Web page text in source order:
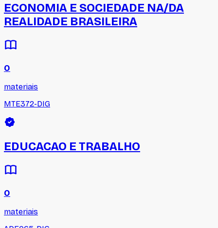
ECONOMIA E SOCIEDADE NA/DA
REALIDADE BRASILEIRA
0
materiais
MTE372-DIG
EDUCACAO E TRABALHO
0
materiais